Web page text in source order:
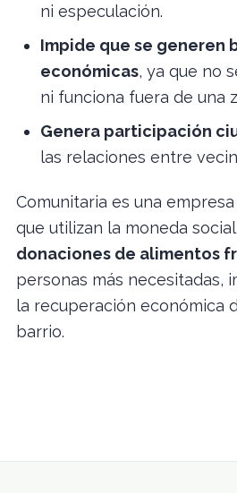
ni especulación.
Impide que se generen
económicas, ya que no
ni funciona fuera de una
Genera participación
las relaciones entre
Comunitaria es una
que utilizan la moneda
donaciones de alimentos
personas más necesitadas,
la recuperación económica
barrio.